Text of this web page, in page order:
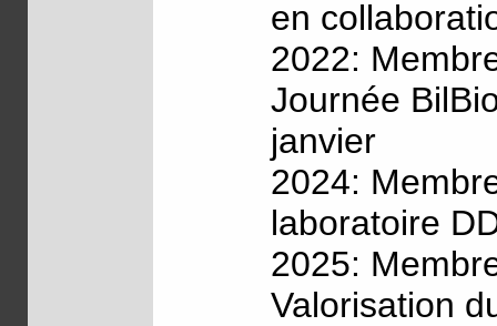
en
2022:
Journée
janvier
2024:
laboratoire
2025:
Valorisation